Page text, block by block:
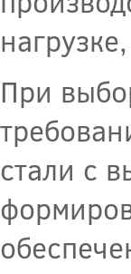
При
стали с